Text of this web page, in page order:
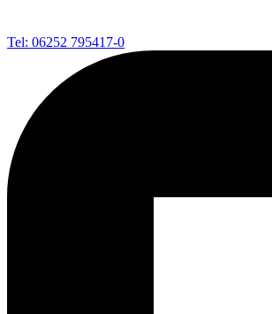
Tel: 06252 795417-0